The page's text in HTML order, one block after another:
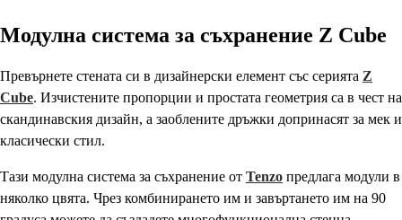
Модулна система за съхранение Z Cube
Превърнете стената си в дизайнерски елемент със серията Z
Cube. Изчистените пропорции и простата геометрия са в чест на
скандинавския дизайн, а заоблените дръжки допринасят за мек и
класически стил.
Тази модулна система за съхранение от Tenzo предлага модули в
няколко цвята. Чрез комбинирането им и завъртането им на 90